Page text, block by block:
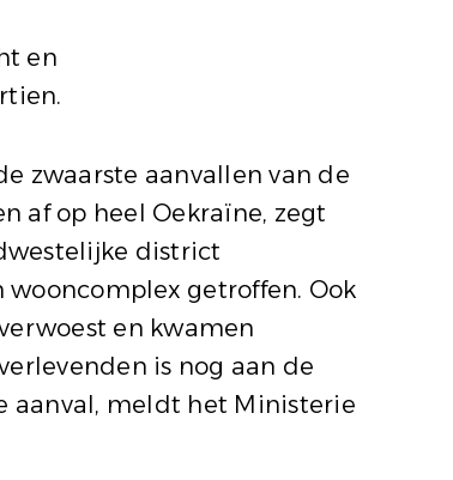
en
zwaarste aanvallen van de
af op heel Oekraïne, zegt
district
getroffen. Ook
en kwamen
is nog aan de
aanval, meldt het Ministerie